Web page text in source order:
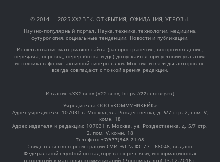
© 2014 — 2025 XX2 ВЕК. ОТКРЫТИЯ, ОЖИДАНИЯ, УГРОЗЫ.
Научно-популярный портал. Наука, техника, технологии, медицина,
футурология, социальные тенденции. Новости и публикации.
Использование материалов сайта (распространение, воспроизведение,
передача, перевод, переработка и др.) допускается при условии указания
источника в форме активной гиперссылки. Мнения и взгляды авторов не
всегда совпадают с точкой зрения редакции.
Издание «XX2 век» («22 век», https://22century.ru)
Учредитель: OOO «КОММУНИКЕЙК»
Адрес учредителя: 107031 г. Москва, ул. Рождественка, д. 5/7 стр. 2, пом. V,
комн. 18
Адрес издателя и редакции: 107031 г. Москва, ул. Рождественка, д. 5/7 стр.
2, пом. V, комн. 18
Телефон: +7(977)948-21-08
Свидетельство о регистрации СМИ ЭЛ № ФС 77 - 68048, выдано
Федеральной службой по надзору в сфере связи, информационных
технологий и массовых коммуникаций (Роскомнадзор) 13.12.2016 г.